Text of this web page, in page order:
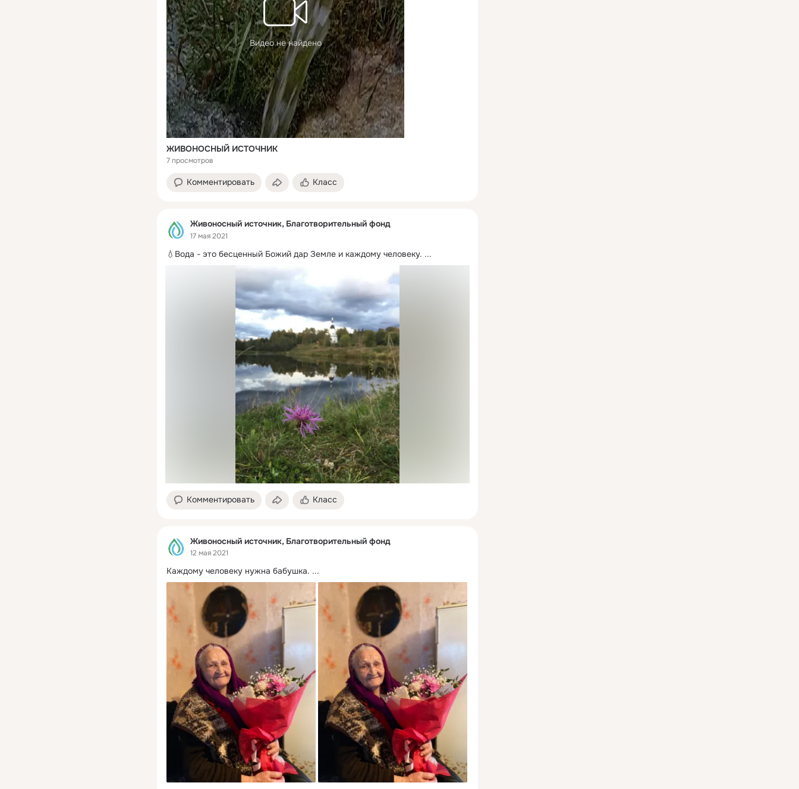
Видео не найдено
ЖИВОНОСНЫЙ ИСТОЧНИК
7 просмотров
Комментировать Класс
Живоносный источник, Благотворительный фонд
17 мая 2021
💧Вода - это бесценный Божий дар Земле и каждому человеку. ...
Комментировать Класс
Живоносный источник, Благотворительный фонд
12 мая 2021
Каждому человеку нужна бабушка. ...